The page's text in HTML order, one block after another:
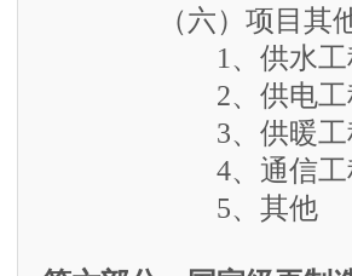
（六）项目其他
1、供水工
2、供电工
3、供暖工
4、通信工
5、其他